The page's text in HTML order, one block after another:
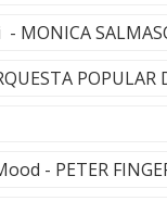
MONICA
POPULAR
- PETER